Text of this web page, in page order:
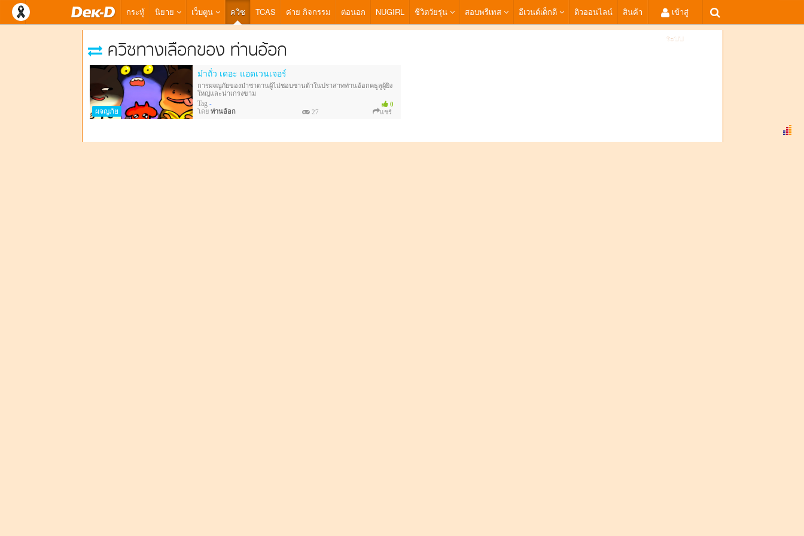
กระทู้ นิยาย เว็บตูน ควิซ TCAS ค่าย กิจกรรม ต่อนอก NUGIRL ชีวิตวัยรุ่น สอบพรีเทส อีเวนต์เด็กดี ติวออนไลน์ สินค้า เข้าสู่
ระบบ
ควิซทางเลือกของ ท่านอ้อก
ผจญภัย
ม๋าถั่ว เดอะ แอดเวนเจอร์
0
การผจญภัยของม๋าซาตานผู้ไม่ชอบซานต้าในปราสาทท่านอ้อกคธูลูผู้ยิ่ง
ใหญ่และน่าเกรงขาม
อำนวยการสร้างโดย ท่านเพิฟ ท่านปัญ ท่านอ้อก
Tag -
โดย ท่านอ้อก 27 แชร์